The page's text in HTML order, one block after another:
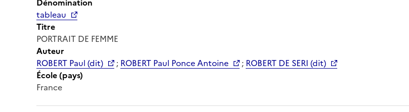
tableau
Titre
PORTRAIT DE FEMME
Auteur
ROBERT Paul (dit)
; ROBERT Paul Ponce Antoine ; ROBERT DE SERI (dit)
École (pays)
France